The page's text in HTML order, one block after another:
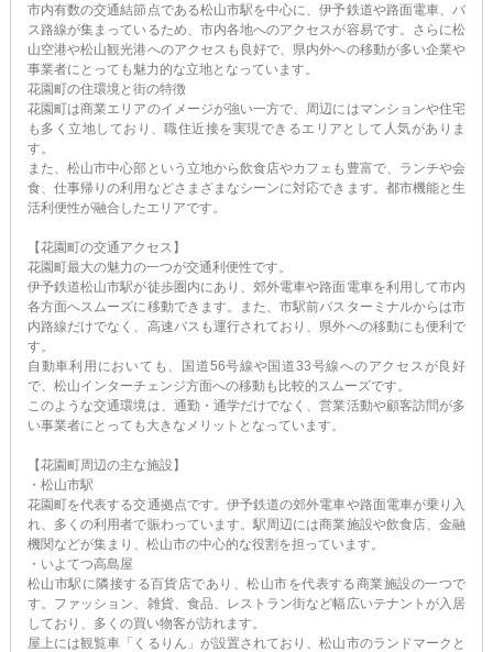
市内有数の交通結節点である松山市駅を中心に、伊予鉄道や路面電車、バ
ス路線が集まっているため、市内各地へのアクセスが容易です。さらに松
山空港や松山観光港へのアクセスも良好で、県内外への移動が多い企業や
事業者にとっても魅力的な立地となっています。
花園町の住環境と街の特徴
花園町は商業エリアのイメージが強い一方で、周辺にはマンションや住宅
も多く立地しており、職住近接を実現できるエリアとして人気がありま
す。
また、松山市中心部という立地から飲食店やカフェも豊富で、ランチや会
食、仕事帰りの利用などさまざまなシーンに対応できます。都市機能と生
活利便性が融合したエリアです。
【花園町の交通アクセス】
花園町最大の魅力の一つが交通利便性です。
伊予鉄道松山市駅が徒歩圏内にあり、郊外電車や路面電車を利用して市内
各方面へスムーズに移動できます。また、市駅前バスターミナルからは市
内路線だけでなく、高速バスも運行されており、県外への移動にも便利で
す。
自動車利用においても、国道56号線や国道33号線へのアクセスが良好
で、松山インターチェンジ方面への移動も比較的スムーズです。
このような交通環境は、通勤・通学だけでなく、営業活動や顧客訪問が多
い事業者にとっても大きなメリットとなっています。
【花園町周辺の主な施設】
・松山市駅
花園町を代表する交通拠点です。伊予鉄道の郊外電車や路面電車が乗り入
れ、多くの利用者で賑わっています。駅周辺には商業施設や飲食店、金融
機関などが集まり、松山市の中心的な役割を担っています。
・いよてつ高島屋
松山市駅に隣接する百貨店であり、松山市を代表する商業施設の一つで
す。ファッション、雑貨、食品、レストラン街など幅広いテナントが入居
しており、多くの買い物客が訪れます。
屋上には観覧車「くるりん」が設置されており、松山市のランドマークと